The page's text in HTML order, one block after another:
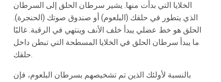
الخلايا التي بدأت منها. يشير سرطان الحلق إلى السرطان
الذي يتطور في حلقك (البلعوم) أو صندوق صوتك (الحنجرة).
الحلق هو خط عضلي يبدأ خلف الأنف وينتهي في الرقبة. غالبًا
ما يبدأ سرطان الحلق في الخلايا المسطحة التي تبطن داخل
حلقك.
بالنسبة لأولئك الذين تم تشخيصهم بسرطان البلعوم، فإن